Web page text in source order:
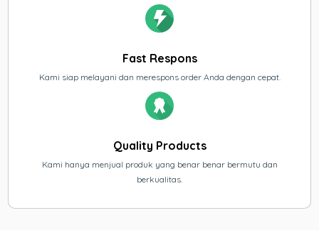
Fast Respons
Kami siap melayani dan merespons order Anda dengan cepat.
Quality Products
Kami hanya menjual produk yang benar benar bermutu dan
berkualitas.